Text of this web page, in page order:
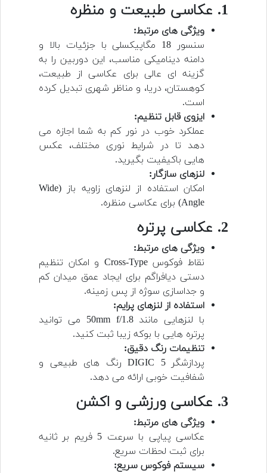
1. عکاسی طبیعت و منظره
ویژگی های مرتبط:
سنسور 18 مگاپیکسلی با جزئیات بالا و
دامنه دینامیکی مناسب، این دوربین را به
گزینه ای عالی برای عکاسی از طبیعت،
کوهستان، دریا، و مناظر شهری تبدیل کرده
است.
ایزوی قابل تنظیم:
عملکرد خوب در نور کم به شما اجازه می
دهد تا در شرایط نوری مختلف، عکس
هایی باکیفیت بگیرید.
لنزهای سازگار:
امکان استفاده از لنزهای زاویه باز (Wide
Angle) برای عکاسی منظره.
2. عکاسی پرتره
ویژگی های مرتبط:
نقاط فوکوس Cross-Type و امکان تنظیم
دستی دیافراگم برای ایجاد عمق میدان کم
و جداسازی سوژه از پس زمینه.
استفاده از لنزهای پرایم:
با لنزهایی مانند 50mm f/1.8 می توانید
پرتره هایی با بوکه زیبا ثبت کنید.
تنظیمات رنگ دقیق:
پردازشگر DIGIC 5 رنگ های طبیعی و
شفافیت خوبی ارائه می دهد.
3. عکاسی ورزشی و اکشن
ویژگی های مرتبط:
عکاسی پیاپی با سرعت 5 فریم بر ثانیه
برای ثبت لحظات سریع.
سیستم فوکوس سریع: